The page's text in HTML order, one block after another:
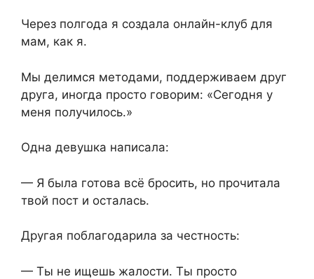
Через полгода я создала онлайн-клуб для
мам, как я.
Мы делимся методами, поддерживаем друг
друга, иногда просто говорим: «Сегодня у
меня получилось.»
Одна девушка написала:
— Я была готова всё бросить, но прочитала
твой пост и осталась.
Другая поблагодарила за честность:
— Ты не ищешь жалости. Ты просто